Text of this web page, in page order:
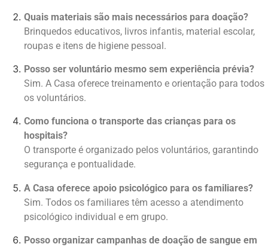
Quais materiais são mais necessários para doação?
Brinquedos educativos, livros infantis, material escolar,
roupas e itens de higiene pessoal.
Posso ser voluntário mesmo sem experiência prévia?
Sim. A Casa oferece treinamento e orientação para todos
os voluntários.
Como funciona o transporte das crianças para os
hospitais?
O transporte é organizado pelos voluntários, garantindo
segurança e pontualidade.
A Casa oferece apoio psicológico para os familiares?
Sim. Todos os familiares têm acesso a atendimento
psicológico individual e em grupo.
Posso organizar campanhas de doação de sangue em